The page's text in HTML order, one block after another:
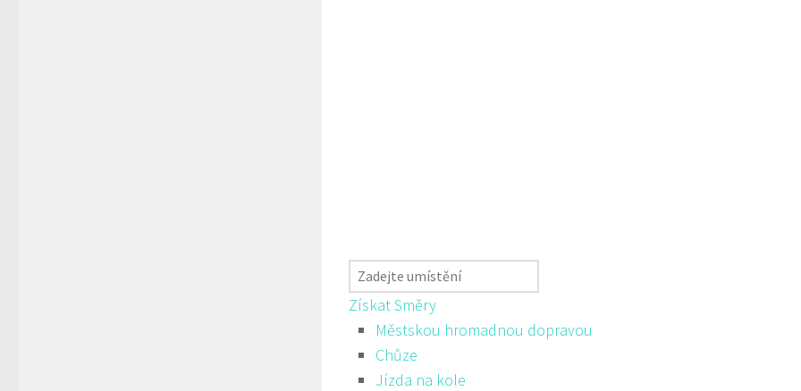
Získat Směry
Městskou hromadnou dopravou
Chůze
Jízda na kole